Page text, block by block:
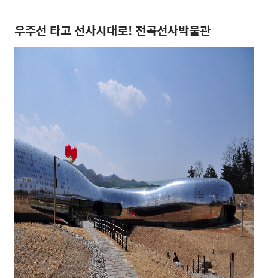
우주선 타고 선사시대로! 전곡선사박물관